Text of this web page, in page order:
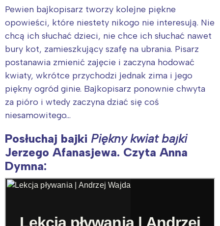
Pewien bajkopisarz tworzy kolejne piękne
opowieści, które niestety nikogo nie interesują. Nie
chcą ich słuchać dzieci, nie chce ich słuchać nawet
bury kot, zamieszkujący szafę na ubrania. Pisarz
postanawia zmienić zajęcie i zaczyna hodować
kwiaty, wkrótce przychodzi jednak zima i jego
piękny ogród ginie. Bajkopisarz ponownie chwyta
za pióro i wtedy zaczyna dziać się coś
niesamowitego…
Posłuchaj bajki Piękny kwiat bajki
Jerzego Afanasjewa. Czyta Anna
Dymna: